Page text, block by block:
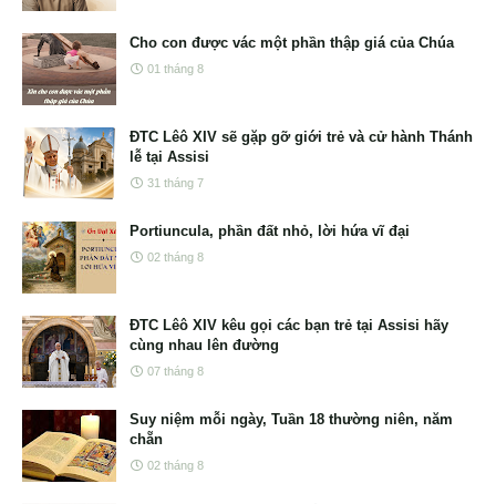
Cho con được vác một phần thập giá của Chúa
01 tháng 8
ĐTC Lêô XIV sẽ gặp gỡ giới trẻ và cử hành Thánh
lễ tại Assisi
31 tháng 7
Portiuncula, phần đất nhỏ, lời hứa vĩ đại
02 tháng 8
ĐTC Lêô XIV kêu gọi các bạn trẻ tại Assisi hãy
cùng nhau lên đường
07 tháng 8
Suy niệm mỗi ngày, Tuần 18 thường niên, năm
chẵn
02 tháng 8